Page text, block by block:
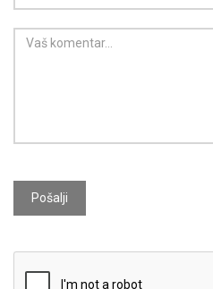
Pošalji